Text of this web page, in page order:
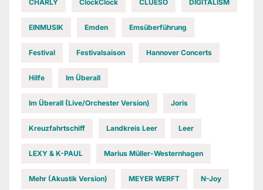
CHARLY ClockClock CLUESO DIGITALISM
EINMUSIK Emden Emsüberführung
Festival Festivalsaison Hannover Concerts
Hilfe Im Überall
Im Überall (Live/Orchester Version) Joris
Kreuzfahrtschiff Landkreis Leer Leer
LEXY & K-PAUL Marius Müller-Westernhagen
Mehr (Akustik Version) MEYER WERFT N-Joy